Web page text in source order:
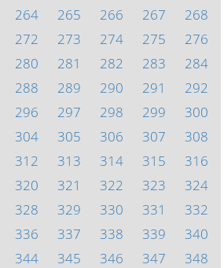
264 265 266 267
268
272 273 274 275
276
280 281 282 283
284
288 289 290 291
292
296 297 298 299
300
304 305 306 307
308
312 313 314 315
316
320 321 322 323
324
328 329 330 331
332
336 337 338 339
340
344 345 346 347
348